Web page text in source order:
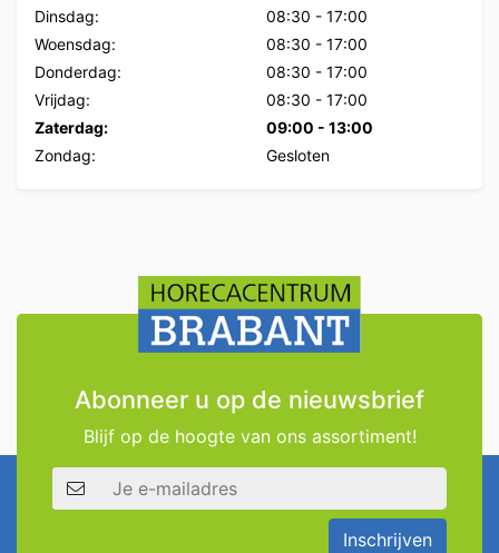
Dinsdag:
08:30 - 17:00
Woensdag:
08:30 - 17:00
Donderdag:
08:30 - 17:00
Vrijdag:
08:30 - 17:00
Zaterdag:
09:00 - 13:00
Zondag:
Gesloten
Abonneer u op de nieuwsbrief
Blijf op de hoogte van ons assortiment!
E-mailadres
Inschrijven